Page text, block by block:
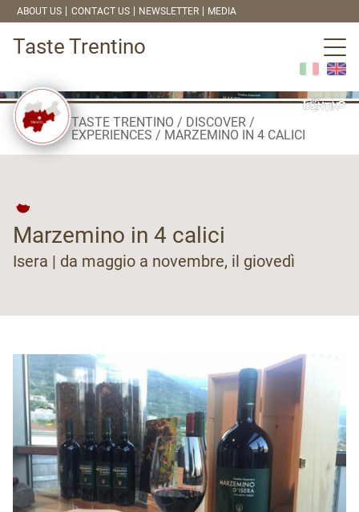
ABOUT US CONTACT US NEWSLETTER MEDIA
Taste Trentino
TASTE TRENTINO
DISCOVER
EXPERIENCES
MARZEMINO IN 4 CALICI
Marzemino in 4 calici
Isera | da maggio a novembre, il giovedì